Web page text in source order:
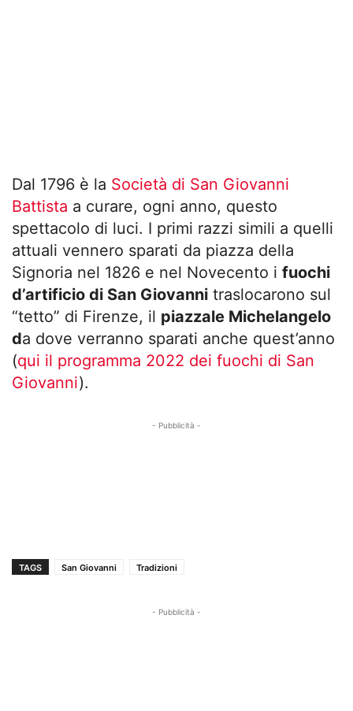
Dal 1796 è la Società di San Giovanni
Battista a curare, ogni anno, questo
spettacolo di luci. I primi razzi simili a quelli
attuali vennero sparati da piazza della
Signoria nel 1826 e nel Novecento i fuochi
d’artificio di San Giovanni traslocarono sul
“tetto” di Firenze, il piazzale Michelangelo
da dove verranno sparati anche quest’anno
(qui il programma 2022 dei fuochi di San
Giovanni).
- Pubblicità -
TAGS San Giovanni Tradizioni
- Pubblicità -